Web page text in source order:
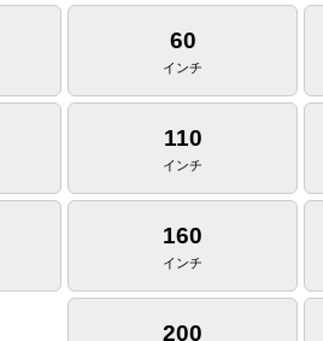
60
インチ
110
インチ
160
インチ
200